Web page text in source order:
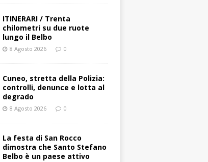
ITINERARI / Trenta
chilometri su due ruote
lungo il Belbo
8 Agosto 2026 0
Cuneo, stretta della Polizia:
controlli, denunce e lotta al
degrado
8 Agosto 2026 0
La festa di San Rocco
dimostra che Santo Stefano
Belbo è un paese attivo